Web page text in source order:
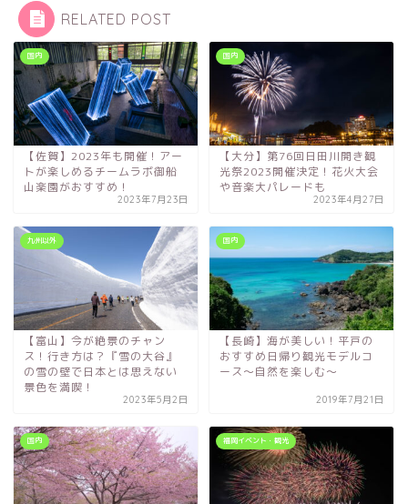
RELATED POST
国内
【佐賀】2023年も開催！アー
トが楽しめるチームラボ御船
山楽園がおすすめ！
2023年7月23日
国内
【大分】第76回日田川開き観
光祭2023開催決定！花火大会
や音楽大パレードも
2023年4月27日
九州以外
【富山】今が絶景のチャン
ス！行き方は？『雪の大谷』
の雪の壁で日本とは思えない
景色を満喫！
2023年5月2日
国内
【長崎】海が美しい！平戸の
おすすめ日帰り観光モデルコ
ース～自然を楽しむ～
2019年7月21日
国内 福岡イベント・観光